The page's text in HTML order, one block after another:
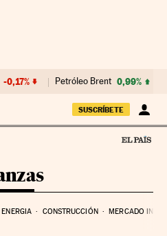
-0,17% Petróleo Brent 0,99%
SUSCRÍBETE
ENERGIA CONSTRUCCIÓN MERCADO